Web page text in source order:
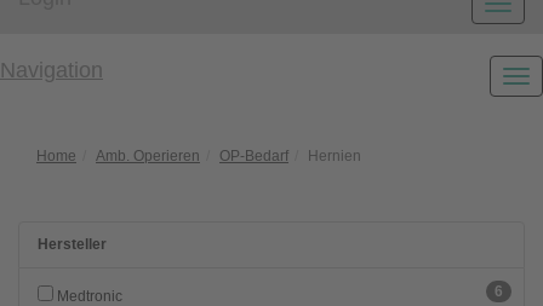
Navigation
Home Amb. Operieren OP-Bedarf Hernien
Hersteller
Medtronic 6